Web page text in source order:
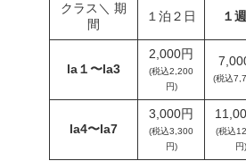
クラス＼ 期
間
１泊２日 １
la１〜la3
2,000円
(税込2,200
円)
(税込
la4〜la7
3,000円
(税込3,300
円)
(税込
円)